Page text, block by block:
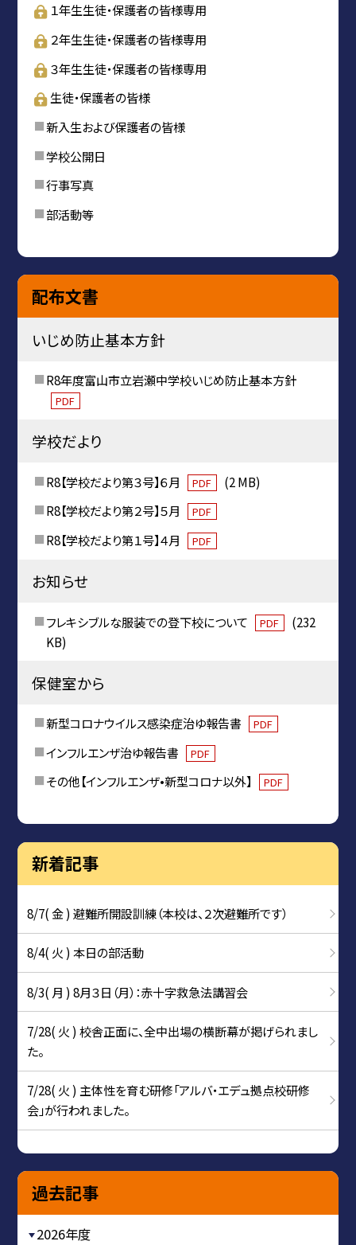
１年生生徒・保護者の皆様専用
２年生生徒・保護者の皆様専用
３年生生徒・保護者の皆様専用
生徒・保護者の皆様
新入生および保護者の皆様
学校公開日
行事写真
部活動等
配布文書
いじめ防止基本方針
R8年度富山市立岩瀬中学校いじめ防止基本方針
PDF
学校だより
R8【学校だより第３号】６月 PDF
(2 MB)
R8【学校だより第２号】５月
PDF
R8【学校だより第１号】４月 PDF
お知らせ
フレキシブルな服装での登下校について PDF
(232
KB)
保健室から
新型コロナウイルス感染症治ゆ報告書 PDF
インフルエンザ治ゆ報告書 PDF
その他【インフルエンザ•新型コロナ以外】 PDF
新着記事
8/7( 金 ) 避難所開設訓練（本校は、２次避難所です）
8/4( 火 ) 本日の部活動
8/3( 月 ) 8月３日（月）：赤十字救急法講習会
7/28( 火 ) 校舎正面に、全中出場の横断幕が掲げられまし
た。
7/28( 火 ) 主体性を育む研修「アルバ・エデュ拠点校研修
会」が行われました。
過去記事
2026年度